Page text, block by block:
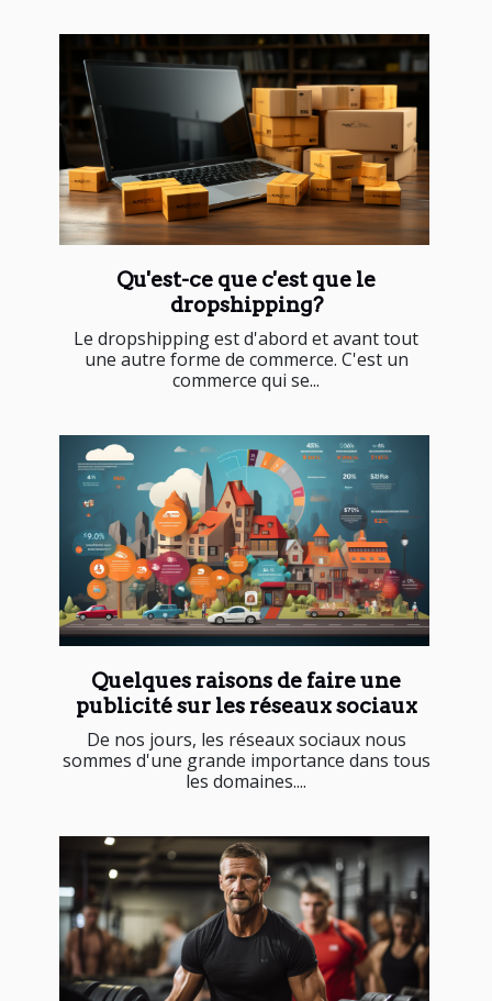
Qu'est-ce que c'est que le
dropshipping?
Le dropshipping est d'abord et avant tout
une autre forme de commerce. C'est un
commerce qui se...
Quelques raisons de faire une
publicité sur les réseaux sociaux
De nos jours, les réseaux sociaux nous
sommes d'une grande importance dans tous
les domaines....